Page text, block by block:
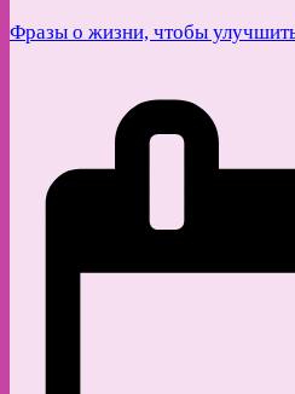
Фразы о жизни, чтобы